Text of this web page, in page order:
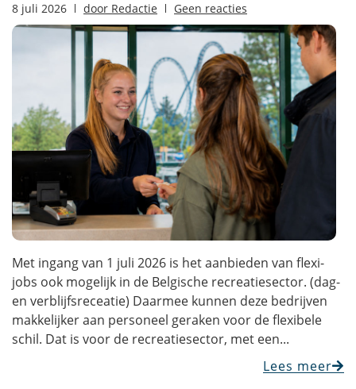
8 juli 2026 door Redactie Geen reacties
Met ingang van 1 juli 2026 is het aanbieden van flexi-
jobs ook mogelijk in de Belgische recreatiesector. (dag-
en verblijfsreceatie) Daarmee kunnen deze bedrijven
makkelijker aan personeel geraken voor de flexibele
schil. Dat is voor de recreatiesector, met een...
Lees meer